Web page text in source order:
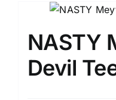
NASTY
Devil